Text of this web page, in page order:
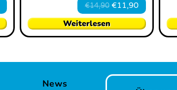
€14,90 €11,90
Weiterlesen
News